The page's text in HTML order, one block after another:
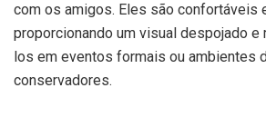
com os amigos. Eles são confortáveis
proporcionando um visual despojado e
los em eventos formais ou ambientes
conservadores.